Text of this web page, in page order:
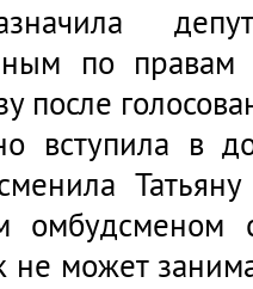
по правам
после
вступила в
не может